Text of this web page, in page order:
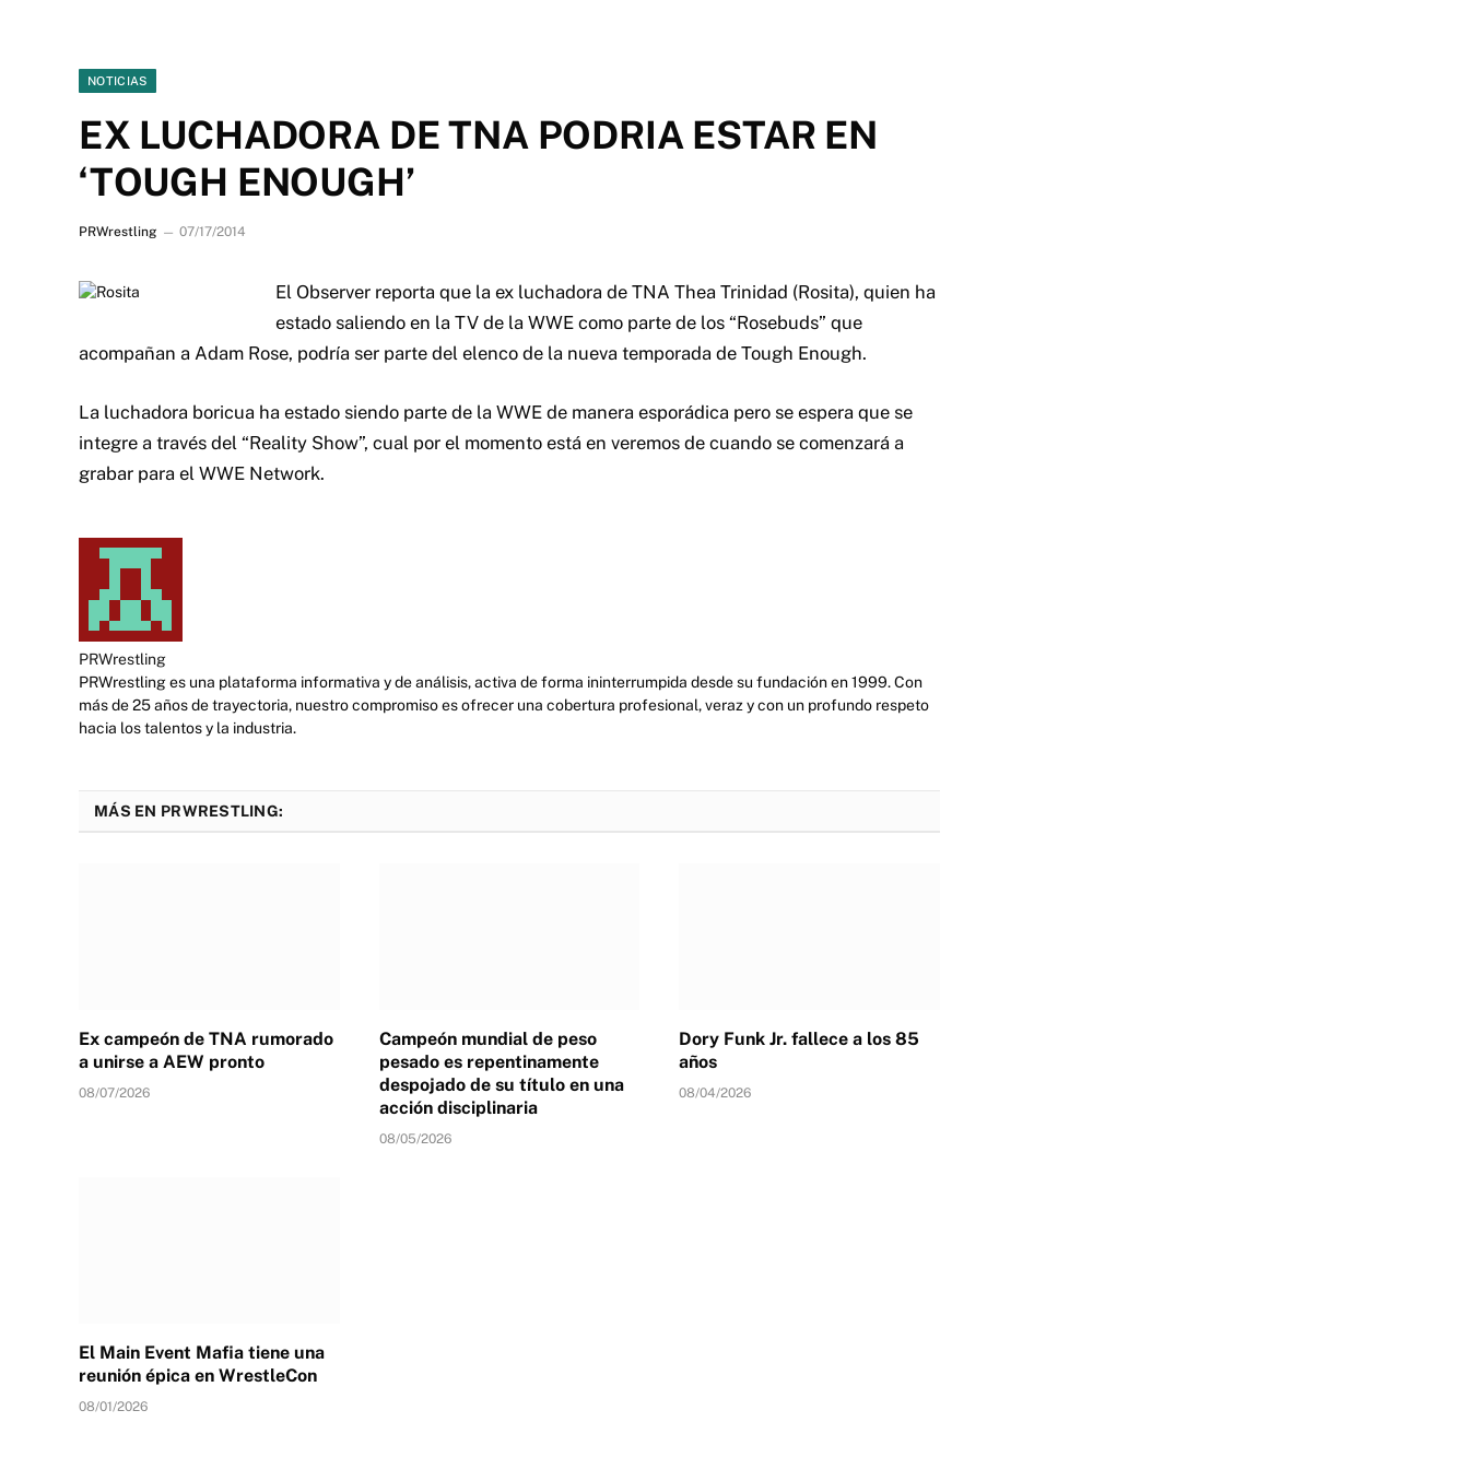
NOTICIAS
EX LUCHADORA DE TNA PODRIA ESTAR EN
‘TOUGH ENOUGH’
PRWrestling 07/17/2014
El Observer reporta que la ex luchadora de TNA Thea Trinidad (Rosita), quien ha
estado saliendo en la TV de la WWE como parte de los “Rosebuds” que
acompañan a Adam Rose, podría ser parte del elenco de la nueva temporada de Tough Enough.
La luchadora boricua ha estado siendo parte de la WWE de manera esporádica pero se espera que se
integre a través del “Reality Show”, cual por el momento está en veremos de cuando se comenzará a
grabar para el WWE Network.
PRWrestling
PRWrestling es una plataforma informativa y de análisis, activa de forma ininterrumpida desde su fundación en 1999. Con
más de 25 años de trayectoria, nuestro compromiso es ofrecer una cobertura profesional, veraz y con un profundo respeto
hacia los talentos y la industria.
MÁS EN PRWRESTLING:
Ex campeón de TNA rumorado
a unirse a AEW pronto
08/07/2026
Campeón mundial de peso
pesado es repentinamente
despojado de su título en una
acción disciplinaria
08/05/2026
Dory Funk Jr. fallece a los 85
años
08/04/2026
El Main Event Mafia tiene una
reunión épica en WrestleCon
08/01/2026